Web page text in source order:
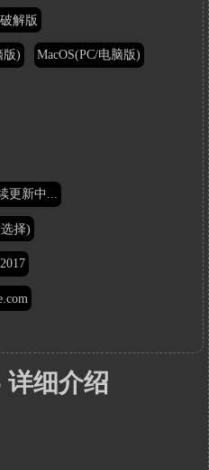
解版
版) MacOS(PC/电脑版)
更新中...
择)
详细介绍